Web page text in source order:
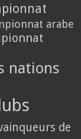
arabe
nations
de